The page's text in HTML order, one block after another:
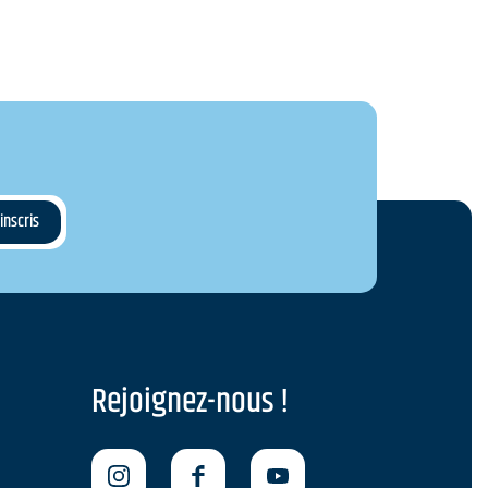
Rejoignez-nous !